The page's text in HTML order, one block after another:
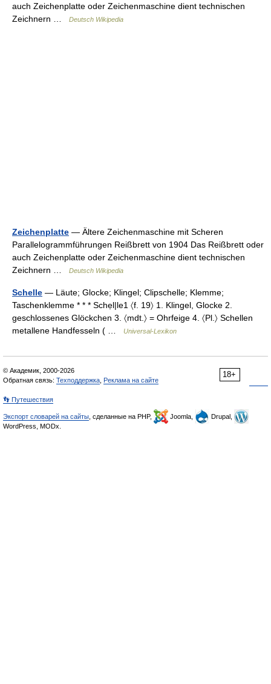
auch Zeichenplatte oder Zeichenmaschine dient technischen
Zeichnern …
Deutsch Wikipedia
Zeichenplatte — Ältere Zeichenmaschine mit Scheren
Parallelogrammführungen Reißbrett von 1904 Das Reißbrett oder
auch Zeichenplatte oder Zeichenmaschine dient technischen
Zeichnern …
Deutsch Wikipedia
Schelle — Läute; Glocke; Klingel; Clipschelle; Klemme;
Taschenklemme * * * Schẹl|le1 〈f. 19〉 1. Klingel, Glocke 2.
geschlossenes Glöckchen 3. 〈mdt.〉 = Ohrfeige 4. 〈Pl.〉 Schellen
metallene Handfesseln ( …
Universal-Lexikon
18+
© Академик, 2000-2026
Обратная связь: Техподдержка Реклама на сайте
👣 Путешествия
Экспорт словарей на сайты , сделанные на PHP, Joomla,
Drupal,
WordPress, MODx.